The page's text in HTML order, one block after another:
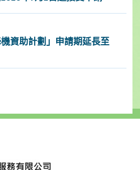
資助計劃」申請期延長至